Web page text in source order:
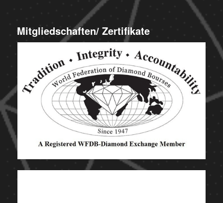
Mitgliedschaften/ Zertifikate